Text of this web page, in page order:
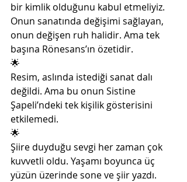
bir kimlik olduğunu kabul etmeliyiz.
Onun sanatında değişimi sağlayan,
onun değişen ruh halidir. Ama tek
başına Rönesans’ın özetidir.
🌟
Resim, aslında istediği sanat dalı
değildi. Ama bu onun Sistine
Şapeli’ndeki tek kişilik gösterisini
etkilemedi.
🌟
Şiire duyduğu sevgi her zaman çok
kuvvetli oldu. Yaşamı boyunca üç
yüzün üzerinde sone ve şiir yazdı.